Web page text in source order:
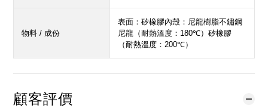
物料 / 成份
表面：矽橡膠內殼：尼龍樹脂不鏽鋼
尼龍（耐熱溫度：180℃）矽橡膠
（耐熱溫度：200℃）
顧客評價